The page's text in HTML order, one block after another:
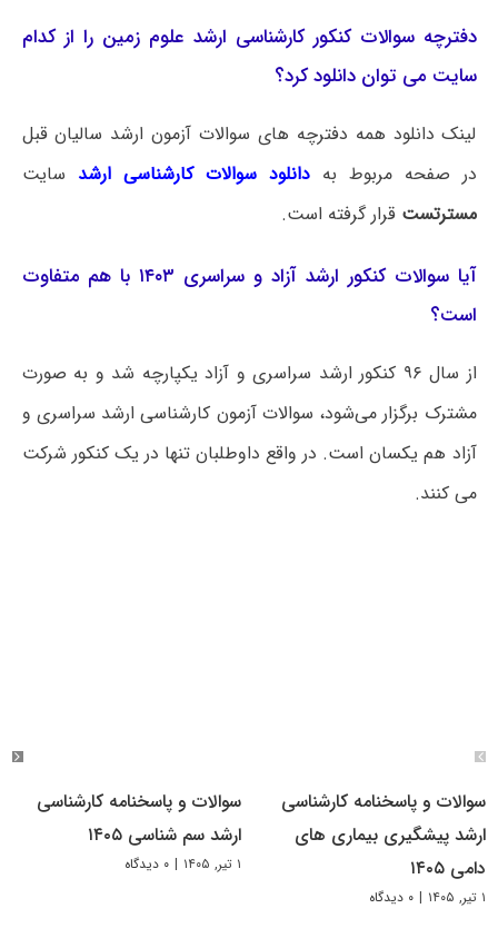
دفترچه سوالات کنکور کارشناسی ارشد علوم زمین را از کدام
سایت می توان دانلود کرد؟
لینک دانلود همه دفترچه های سوالات آزمون ارشد سالیان قبل
در صفحه مربوط به دانلود سوالات کارشناسی ارشد سایت
مسترتست قرار گرفته است.
آیا سوالات کنکور ارشد آزاد و سراسری ۱۴۰۳ با هم متفاوت
است؟
از سال ۹۶ کنکور ارشد سراسری و آزاد یکپارچه شد و به صورت
مشترک برگزار می‌شود، سوالات آزمون کارشناسی ارشد سراسری و
آزاد هم یکسان است. در واقع داوطلبان تنها در یک کنکور شرکت
می کنند.
سوالات و پاسخنامه کارشناسی
ارشد پیشگیری بیماری های
دامی ۱۴۰۵
۱ تیر, ۱۴۰۵ | ۰ دیدگاه
سوالات و پاسخنامه کارشناسی
ارشد سم شناسی ۱۴۰۵
۱ تیر, ۱۴۰۵ | ۰ دیدگاه